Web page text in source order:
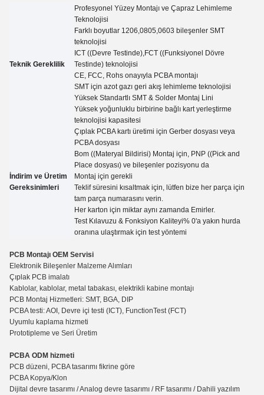
Teknik Gereklilik
Profesyonel Yüzey Montajı ve Çapraz Lehimleme
Teknolojisi
Farklı boyutlar 1206,0805,0603 bileşenler SMT
teknolojisi
ICT ((Devre Testinde),FCT ((Funksiyonel Dövre
Testinde) teknolojisi
CE, FCC, Rohs onayıyla PCBA montajı
SMT için azot gazı geri akış lehimleme teknolojisi
Yüksek Standartlı SMT & Solder Montaj Lini
Yüksek yoğunluklu birbirine bağlı kart yerleştirme
teknolojisi kapasitesi
İndirim ve Üretim
Gereksinimleri
Çıplak PCBA kartı üretimi için Gerber dosyası veya
PCBA dosyası
Bom ((Materyal Bildirisi) Montaj için, PNP ((Pick and
Place dosyası) ve bileşenler pozisyonu da
Montaj için gerekli
Teklif süresini kısaltmak için, lütfen bize her parça için
tam parça numarasını verin.
Her karton için miktar aynı zamanda Emirler.
Test Kılavuzu & Fonksiyon Kaliteyi% 0'a yakın hurda
oranına ulaştırmak için test yöntemi
PCB Montajı OEM Servisi
Elektronik Bileşenler Malzeme Alımları
Çıplak PCB imalatı
Kablolar, kablolar, metal tabakası, elektrikli kabine montajı
PCB Montaj Hizmetleri: SMT, BGA, DIP
PCBA testi: AOI, Devre içi testi (ICT), FunctionTest (FCT)
Uyumlu kaplama hizmeti
Prototipleme ve Seri Üretim
PCBA ODM hizmeti
PCB düzeni, PCBA tasarımı fikrine göre
PCBA Kopya/Klon
Dijital devre tasarımı / Analog devre tasarımı / RF tasarımı / Dahili yazılım